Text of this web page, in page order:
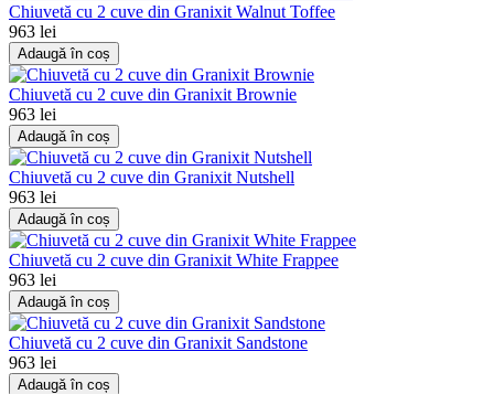
Chiuvetă cu 2 cuve din Granixit Walnut Toffee
963 lei
Adaugă în coș
Chiuvetă cu 2 cuve din Granixit Brownie
963 lei
Adaugă în coș
Chiuvetă cu 2 cuve din Granixit Nutshell
963 lei
Adaugă în coș
Chiuvetă cu 2 cuve din Granixit White Frappee
963 lei
Adaugă în coș
Chiuvetă cu 2 cuve din Granixit Sandstone
963 lei
Adaugă în coș